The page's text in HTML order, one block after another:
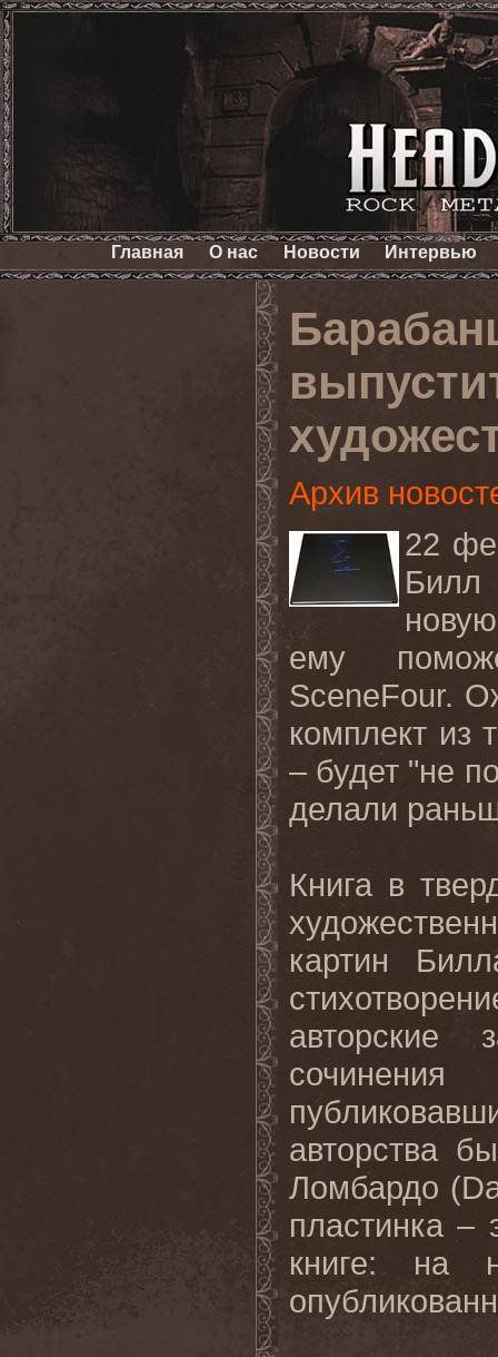
Главная О нас Новости Интервью
Архив
22
ему
SceneFour.
комплект из
– будет "не
делали
Книга в
картин
авторские
авторства
Ломбардо (
пластинка –
книге: на